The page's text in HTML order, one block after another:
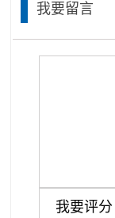
我要留言
我要评分